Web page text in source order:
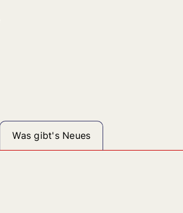
Was gibt's Neues